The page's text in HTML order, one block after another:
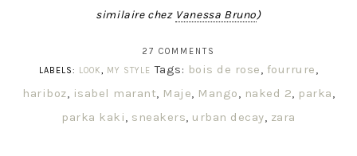
similaire chez Vanessa Bruno)
27 COMMENTS
LABELS: LOOK, MY STYLE Tags: bois de rose, fourrure,
hariboz, isabel marant, Maje, Mango, naked 2, parka,
parka kaki, sneakers, urban decay, zara